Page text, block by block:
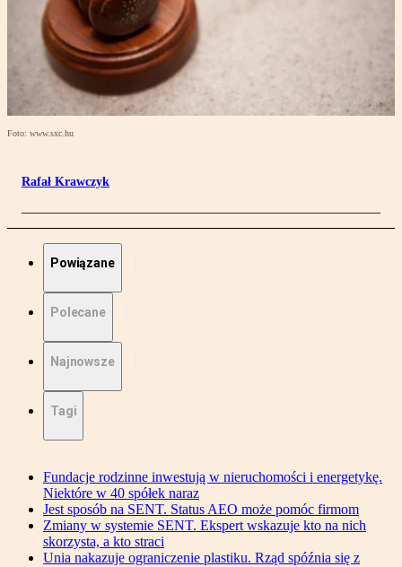
Foto: www.sxc.hu
Rafał Krawczyk
Powiązane
Polecane
Najnowsze
Tagi
Fundacje rodzinne inwestują w nieruchomości i energetykę.
Niektóre w 40 spółek naraz
Jest sposób na SENT. Status AEO może pomóc firmom
Zmiany w systemie SENT. Ekspert wskazuje kto na nich
skorzysta, a kto straci
Unia nakazuje ograniczenie plastiku. Rząd spóźnia się z